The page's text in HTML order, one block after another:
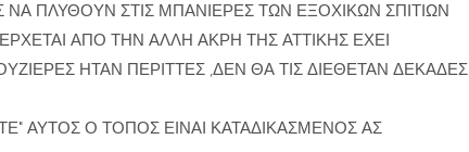
ΠΛΥΘΟΥΝ ΣΤΙΣ ΜΠΑΝΙΕΡΕΣ ΤΩΝ ΕΞΟΧΙΚΩΝ ΣΠΙΤΙΩΝ
ΑΠΟ ΤΗΝ ΑΛΛΗ ΑΚΡΗ ΤΗΣ ΑΤΤΙΚΗΣ ΕΧΕΙ
ΗΤΑΝ ΠΕΡΙΤΤΕΣ ,ΔΕΝ ΘΑ ΤΙΣ ΔΙΕΘΕΤΑΝ ΔΕΚΑΔΕΣ
ΑΥΤΟΣ Ο ΤΟΠΟΣ ΕΙΝΑΙ ΚΑΤΑΔΙΚΑΣΜΕΝΟΣ ΑΣ